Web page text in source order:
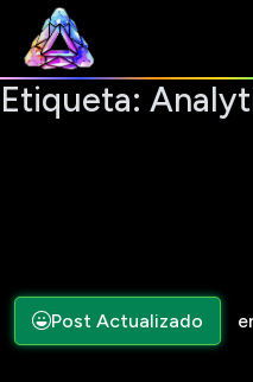
Etiqueta:
Post Actualizado